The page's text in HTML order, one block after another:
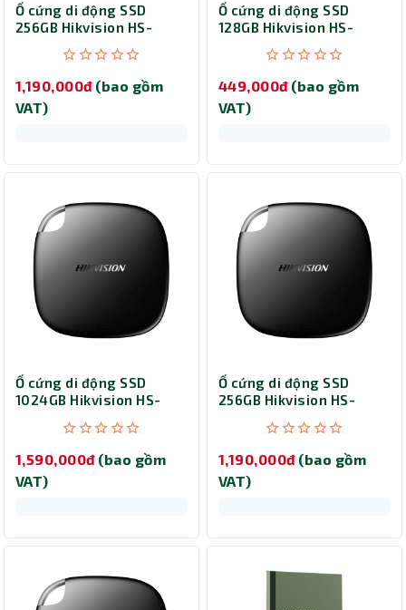
Ổ cứng di động SSD
256GB Hikvision HS-
1,190,000đ (bao gồm
VAT)
Ổ cứng di động SSD
128GB Hikvision HS-
449,000đ (bao gồm
VAT)
Ổ cứng di động SSD
1024GB Hikvision HS-
1,590,000đ (bao gồm
VAT)
Ổ cứng di động SSD
256GB Hikvision HS-
1,190,000đ (bao gồm
VAT)